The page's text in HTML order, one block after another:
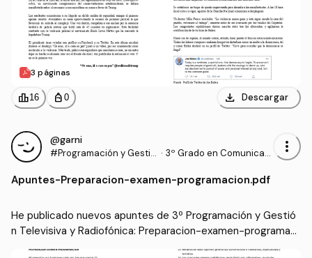
3 páginas
leaderboard16 personal_bag 0 download Descargar
@garni
#Programación y Gestió
a
· 3º Grado en Comunicaci
more_vert
Apuntes-Preparacion-examen-programacion.pdf
He publicado nuevos apuntes de 3º Programación y Gestió
n Televisiva y Radiofónica: Preparacion-examen-programaci
on.pdf